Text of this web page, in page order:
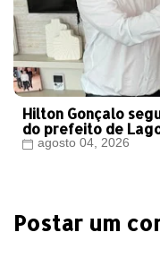
Hilton Gonçalo
do prefeito de
agosto 04, 2026
Postar um